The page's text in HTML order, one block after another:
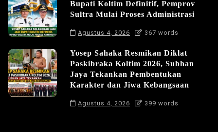
Bupati Koltim Definitif, Pemprov
Sultra Mulai Proses Administrasi
Agustus 4, 2026 367 words
Yosep Sahaka Resmikan Diklat
Paskibraka Koltim 2026, Subhan
Jaya Tekankan Pembentukan
Karakter dan Jiwa Kebangsaan
Agustus 4, 2026 399 words